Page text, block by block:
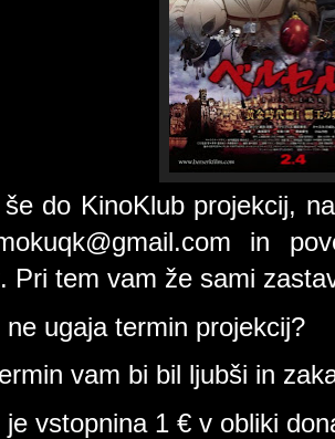
do KinoKlub projekcij,
in
Pri tem vam že sami
ugaja termin projekcij?
vam bi bil ljubši in
vstopnina 1 € v obliki